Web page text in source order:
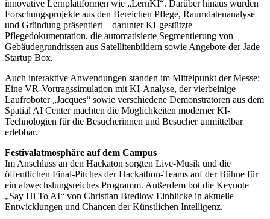
innovative Lernplattformen wie „LernKI“. Darüber hinaus wurden
Forschungsprojekte aus den Bereichen Pflege, Raumdatenanalyse
und Gründung präsentiert – darunter KI-gestützte
Pflegedokumentation, die automatisierte Segmentierung von
Gebäudegrundrissen aus Satellitenbildern sowie Angebote der Jade
Startup Box.
Auch interaktive Anwendungen standen im Mittelpunkt der Messe:
Eine VR-Vortragssimulation mit KI-Analyse, der vierbeinige
Laufroboter „Jacques“ sowie verschiedene Demonstratoren aus dem
Spatial AI Center machten die Möglichkeiten moderner KI-
Technologien für die Besucherinnen und Besucher unmittelbar
erlebbar.
Festivalatmosphäre auf dem Campus
Im Anschluss an den Hackaton sorgten Live-Musik und die
öffentlichen Final-Pitches der Hackathon-Teams auf der Bühne für
ein abwechslungsreiches Programm. Außerdem bot die Keynote
„Say Hi To AI“ von Christian Bredlow Einblicke in aktuelle
Entwicklungen und Chancen der Künstlichen Intelligenz.